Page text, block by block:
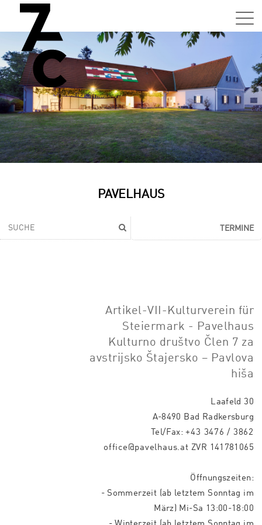
PAVELHAUS
TERMINE
Artikel-VII-Kulturverein für
Steiermark - Pavelhaus
Kulturno društvo Člen 7 za
avstrijsko Štajersko – Pavlova
hiša
Laafeld 30
A-8490 Bad Radkersburg
Tel/Fax:+43 3476 / 3862
office@pavelhaus.at ZVR 141781065
Öffnungszeiten:
- Sommerzeit (ab letztem Sonntag im
März) Mi-Sa 13:00-18:00